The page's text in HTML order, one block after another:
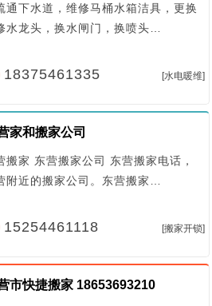
通下水道，维修马桶水箱洁具，更换
水龙头，换水闸门，换喷头…
18375461335 [水电暖维]
家和搬家公司
搬家 东营搬家公司 东营搬家电话，
附近的搬家公司。东营搬家…
15254461118 [搬家开锁]
市快捷搬家 18653693210